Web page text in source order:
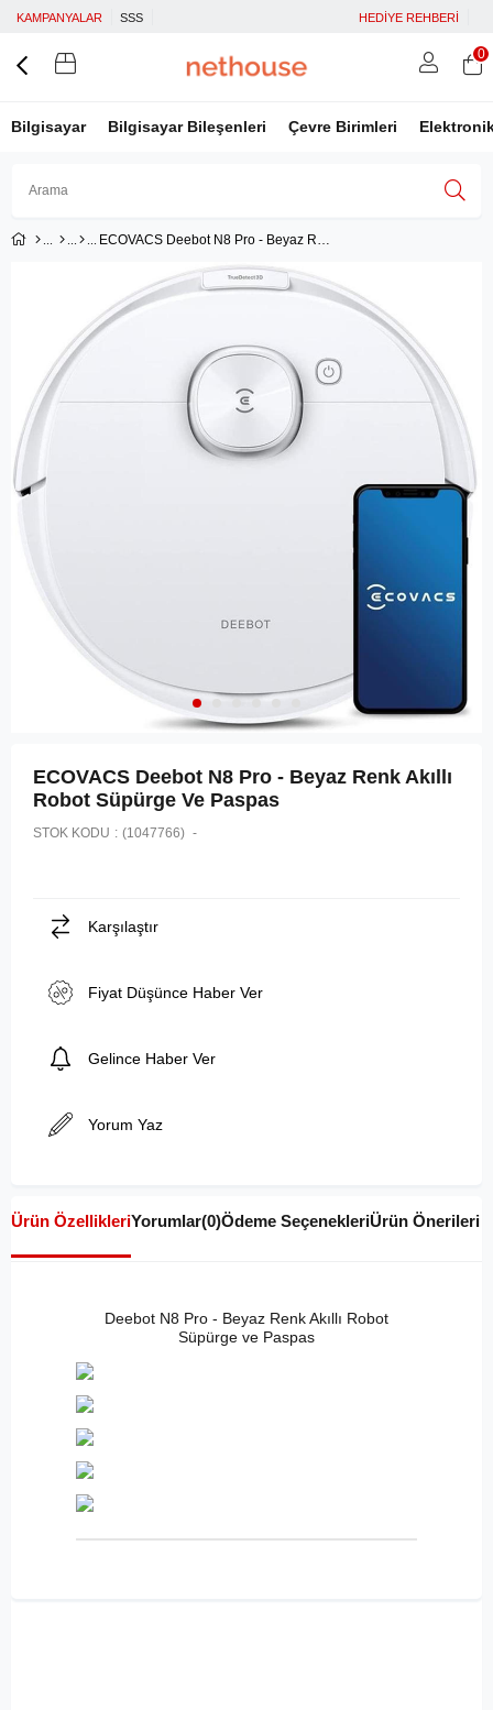
KAMPANYALAR SSS HEDİYE REHBERİ
Bilgisayar Bilgisayar Bileşenleri Çevre Birimleri
Facebook İle Bağlan
Google İle Bağlan
0
ECOVACS Deebot N8 Pro - Beyaz Renk Akıllı Robot Süpürge Ve Paspas
ECOVACS Deebot N8 Pro - Beyaz Renk Akıllı
Robot Süpürge Ve Paspas
STOK KODU (1047766)
Karşılaştır
Fiyat Düşünce Haber Ver
Gelince Haber Ver
Yorum Yaz
Ürün ÖzellikleriYorumlar(0)Ödeme SeçenekleriÜrün Önerileri
Deebot N8 Pro - Beyaz Renk Akıllı Robot
Süpürge ve Paspas